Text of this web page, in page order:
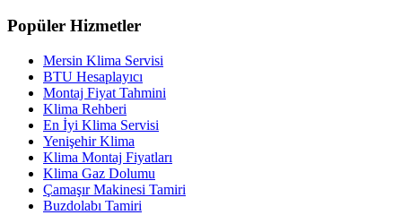
Popüler Hizmetler
Mersin Klima Servisi
BTU Hesaplayıcı
Montaj Fiyat Tahmini
Klima Rehberi
En İyi Klima Servisi
Yenişehir Klima
Klima Montaj Fiyatları
Klima Gaz Dolumu
Çamaşır Makinesi Tamiri
Buzdolabı Tamiri